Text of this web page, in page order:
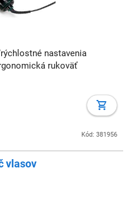
nastavenia
rukoväť
Kód: 381956
vlasov